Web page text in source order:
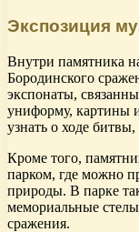
Экспозиция
Внутри памятника
Бородинского
экспонаты,
униформу, картины
узнать о ходе
Кроме того,
парком, где можно
природы. В парке
мемориальные
сражения.